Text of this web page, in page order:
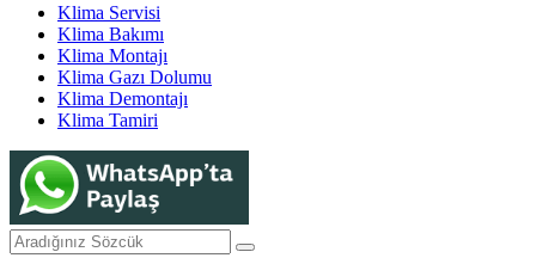
Klima Servisi
Klima Bakımı
Klima Montajı
Klima Gazı Dolumu
Klima Demontajı
Klima Tamiri